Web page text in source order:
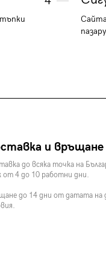
Сайта
и връщане
до всяка точка на
от 4 до 10 работни дни.
до 14 дни от датата на